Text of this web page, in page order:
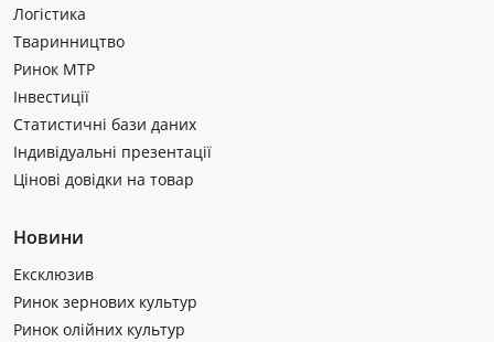
Логістика
Тваринництво
Ринок МТР
Інвестиції
Статистичні бази даних
Індивідуальні презентації
Цінові довідки на товар
Новини
Ексклюзив
Ринок зернових культур
Ринок олійних культур